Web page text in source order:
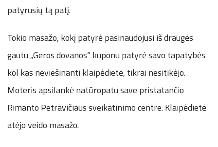
patyrusių tą patį.
Tokio masažo, kokį patyrė pasinaudojusi iš draugės
gautu „Geros dovanos“ kuponu patyrė savo tapatybės
kol kas neviešinanti klaipėdietė, tikrai nesitikėjo.
Moteris apsilankė natūropatu save pristatančio
Rimanto Petravičiaus sveikatinimo centre. Klaipėdietė
atėjo veido masažo.